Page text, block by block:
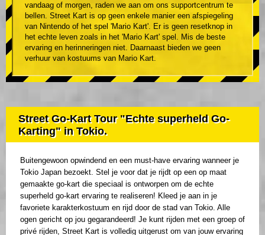
vandaag of morgen, raden we aan om ons supportcentrum te
bellen. Street Kart is op geen enkele manier een afspiegeling
van Nintendo of het spel 'Mario Kart'. Er is geen resetknop in
het echte leven zoals in het 'Mario Kart' spel. Mis de beste
ervaring en herinneringen niet. Daarnaast bieden we geen
verhuur van kostuums van Mario Kart.
Street Go-Kart Tour "Echte superheld Go-
Karting" in Tokio.
Buitengewoon opwindend en een must-have ervaring wanneer je
Tokio Japan bezoekt. Stel je voor dat je rijdt op een op maat
gemaakte go-kart die speciaal is ontworpen om de echte
superheld go-kart ervaring te realiseren! Kleed je aan in je
favoriete karakterkostuum en rijd door de stad van Tokio. Alle
ogen gericht op jou gegarandeerd! Je kunt rijden met een groep of
privé rijden, Street Kart is volledig uitgerust om van jouw ervaring